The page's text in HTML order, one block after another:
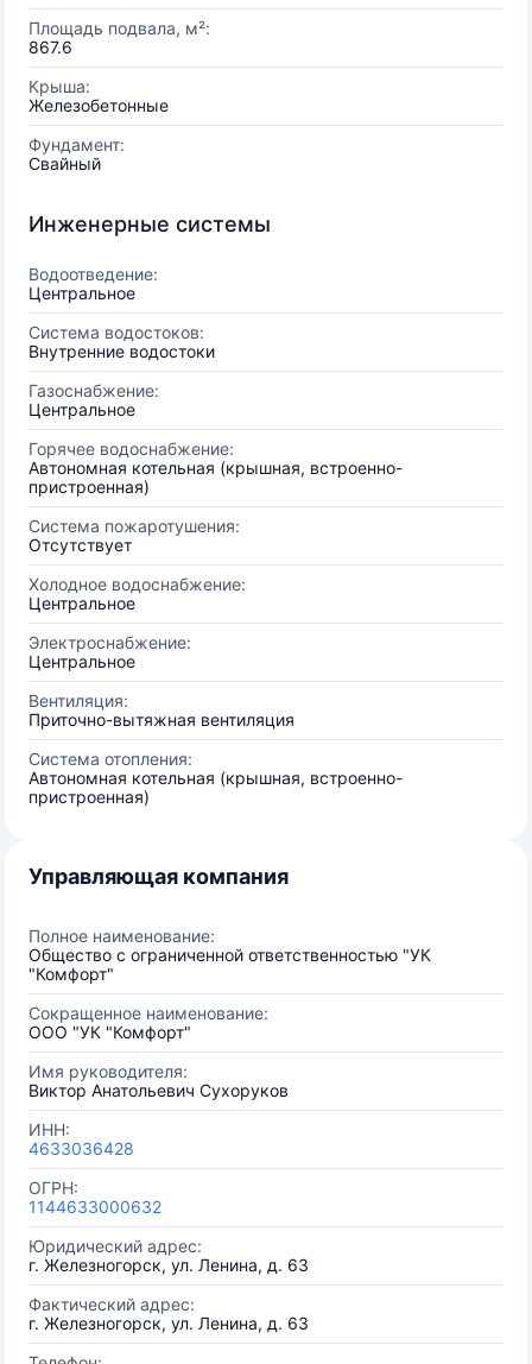
Площадь подвала, м²:
867.6
Крыша:
Железобетонные
Фундамент:
Свайный
Инженерные системы
Водоотведение:
Центральное
Система водостоков:
Внутренние водостоки
Газоснабжение:
Центральное
Горячее водоснабжение:
Автономная котельная (крышная, встроенно-
пристроенная)
Система пожаротушения:
Отсутствует
Холодное водоснабжение:
Центральное
Электроснабжение:
Центральное
Вентиляция:
Приточно-вытяжная вентиляция
Система отопления:
Автономная котельная (крышная, встроенно-
пристроенная)
Управляющая компания
Полное наименование:
Общество с ограниченной ответственностью "УК
"Комфорт"
Сокращенное наименование:
ООО "УК "Комфорт"
Имя руководителя:
Виктор Анатольевич Сухоруков
ИНН:
4633036428
ОГРН:
1144633000632
Юридический адрес:
г. Железногорск, ул. Ленина, д. 63
Фактический адрес:
г. Железногорск, ул. Ленина, д. 63